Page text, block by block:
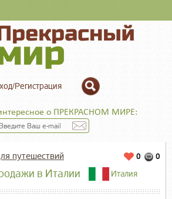
Регистрация
о ПРЕКРАСНОМ МИРЕ:
0
0
путешествий
в Италии Италия